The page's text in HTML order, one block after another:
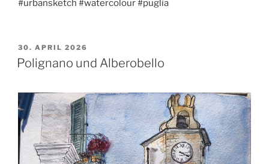
#urbansketch #watercolour #puglia
VERÖFFENTLICHT
AM
30. APRIL 2026
Polignano und Alberobello